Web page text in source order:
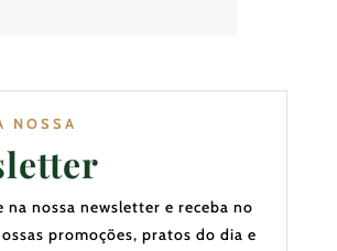
NOSSA
na nossa newsletter e receba no
promoções, pratos do dia e